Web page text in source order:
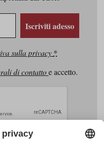
Iscriviti adesso
sulla privacy *
di contattoe accetto.